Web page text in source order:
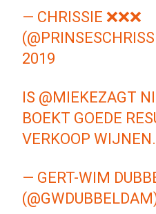
— CHRISSIE ❌❌❌
2019
IS @MIEKEZAGT
BOEKT GOEDE
VERKOOP WIJNEN.
— GERT-WIM